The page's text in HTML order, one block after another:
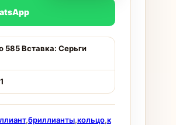
585 Вставка: Серьги
,бриллианты,кольцо,к